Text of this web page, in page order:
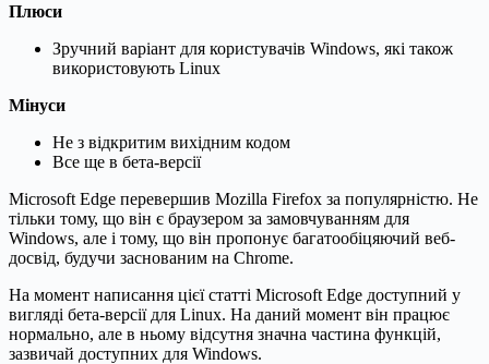
Плюси
Зручний варіант для користувачів Windows, які також
використовують Linux
Мінуси
Не з відкритим вихідним кодом
Все ще в бета-версії
Microsoft Edge перевершив Mozilla Firefox за популярністю. Не
тільки тому, що він є браузером за замовчуванням для
Windows, але і тому, що він пропонує багатообіцяючий веб-
досвід, будучи заснованим на Chrome.
На момент написання цієї статті Microsoft Edge доступний у
вигляді бета-версії для Linux. На даний момент він працює
нормально, але в ньому відсутня значна частина функцій,
зазвичай доступних для Windows.